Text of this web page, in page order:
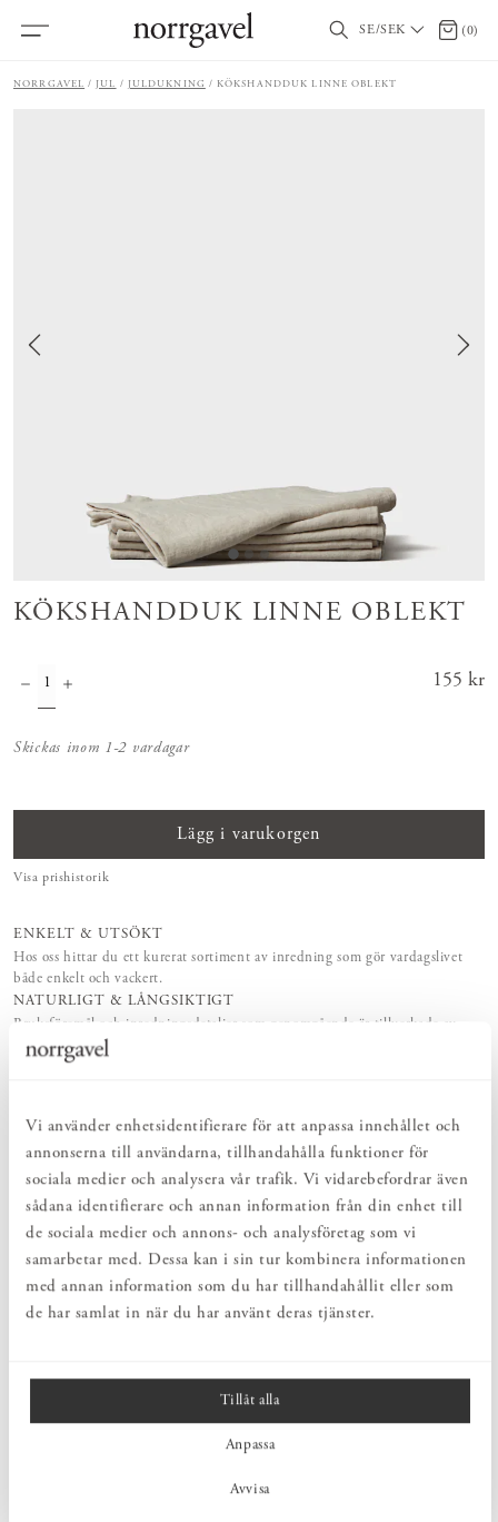
Vi använder enhetsidentifierare för att anpassa innehållet och
annonserna till användarna, tillhandahålla funktioner för
sociala medier och analysera vår trafik. Vi vidarebefordrar även
sådana identifierare och annan information från din enhet till
de sociala medier och annons- och analysföretag som vi
samarbetar med. Dessa kan i sin tur kombinera informationen
med annan information som du har tillhandahållit eller som
de har samlat in när du har använt deras tjänster.
Tillåt alla
Anpassa
Avvisa
SE/SEK 0 (0)
NORRGAVEL JUL JULDUKNING KÖKSHANDDUK LINNE OBLEKT
KÖKSHANDDUK LINNE OBLEKT
Pris :
155 kr
Skickas inom 1-2 vardagar
Lägg i varukorgen
Visa prishistorik
ENKELT & UTSÖKT
Hos oss hittar du ett kurerat sortiment av inredning som gör vardagslivet
både enkelt och vackert.
NATURLIGT & LÅNGSIKTIGT
Bruksföremål och inredningsdetaljer som genomgående är tillverkade av
hållbara naturmaterial.
PRODUKTBESKRIVNING
Norrgavels kökshandduk är tillverkad i 100% lin. Linet är
förtvättat för att ge en mjuk och behaglig handduk från första
stund. Lin har en fantastisk uppsugningsförmåga och torkar
handdukar.